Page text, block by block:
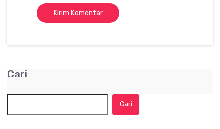
Cari
Cari